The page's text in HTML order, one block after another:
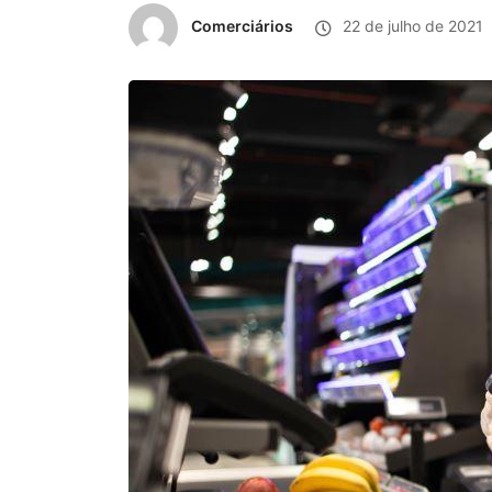
Comerciários 22 de julho de 2021